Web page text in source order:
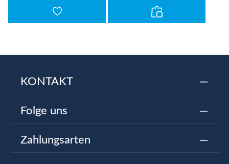
KONTAKT
Folge uns
Zahlungsarten